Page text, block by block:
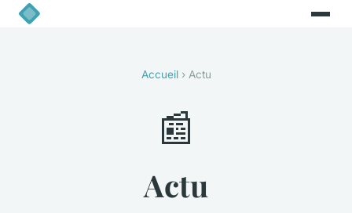
Accueil› Actu
📰
Actu